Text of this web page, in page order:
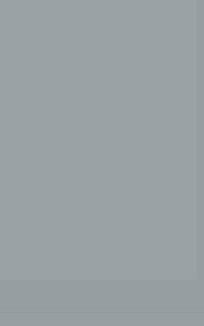
einzuschränken.
Daten,
Daten verwendet
auf eine natürliche Person